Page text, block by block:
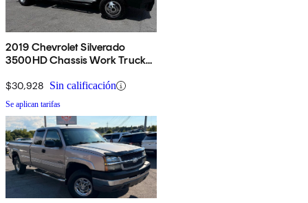
2019 Chevrolet Silverado
3500HD Chassis Work Truck
$30,928 Sin calificación
Se aplican tarifas